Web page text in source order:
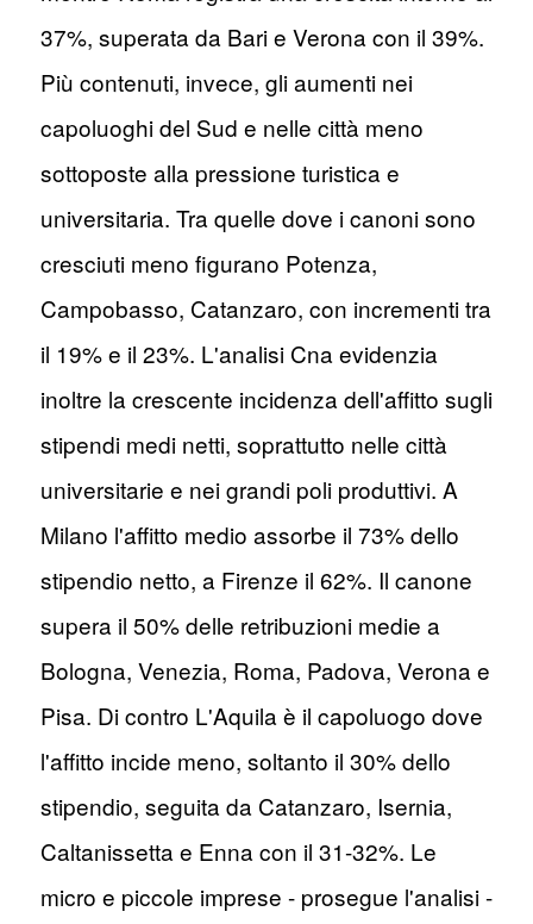
37%, superata da Bari e Verona con il 39%.
Più contenuti, invece, gli aumenti nei
capoluoghi del Sud e nelle città meno
sottoposte alla pressione turistica e
universitaria. Tra quelle dove i canoni sono
cresciuti meno figurano Potenza,
Campobasso, Catanzaro, con incrementi tra
il 19% e il 23%. L'analisi Cna evidenzia
inoltre la crescente incidenza dell'affitto sugli
stipendi medi netti, soprattutto nelle città
universitarie e nei grandi poli produttivi. A
Milano l'affitto medio assorbe il 73% dello
stipendio netto, a Firenze il 62%. Il canone
supera il 50% delle retribuzioni medie a
Bologna, Venezia, Roma, Padova, Verona e
Pisa. Di contro L'Aquila è il capoluogo dove
l'affitto incide meno, soltanto il 30% dello
stipendio, seguita da Catanzaro, Isernia,
Caltanissetta e Enna con il 31-32%. Le
micro e piccole imprese - prosegue l'analisi -